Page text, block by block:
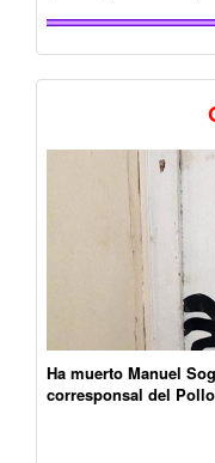
Ha muerto Manuel
corresponsal del